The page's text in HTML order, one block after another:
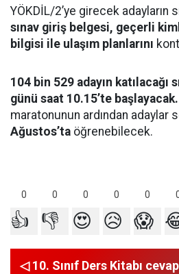
YÖKDİL/2’ye girecek adayların
sınav giriş belgesi, geçerli
bilgisi ile ulaşım planlarını
104 bin 529 adayın katılacağı
günü saat 10.15’te başlayacak.
maratonunun ardından adaylar
Ağustos’ta öğrenebilecek.
0 0 0 0 0
👍 👎 😍 😥 😱
◁ 10. Sınıf Ders Kitabı